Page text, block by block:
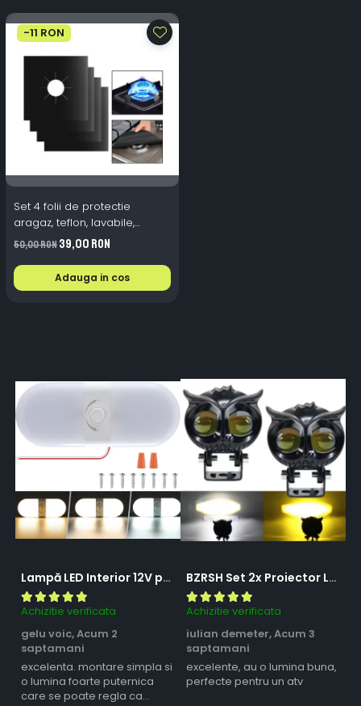
-11 RON
Set 4 folii de protectie
aragaz, teflon, lavabile,
reutilizabile, Negru/Gri
50,00 RON39,00 RON
Adauga in cos
Lampă LED Interior 12V pentru Dubă, Camper și Rulotă - 180LED, 33 cm, 3 Temperaturii de Culoare, Intensitate Reglabilă, Iluminare Compartiment Marfă
Achizitie verificata
gelu voic,Acum 2
saptamani
excelenta. montare simpla si
o lumina foarte puternica
care se poate regla ca
BZRSH Set 2x Proiector LED Bufnita 50W Lupa 2 Faze Alb-Galben 12-24V Moto ATV
Achizitie verificata
iulian demeter,Acum 3
saptamani
excelente, au o lumina buna,
perfecte pentru un atv